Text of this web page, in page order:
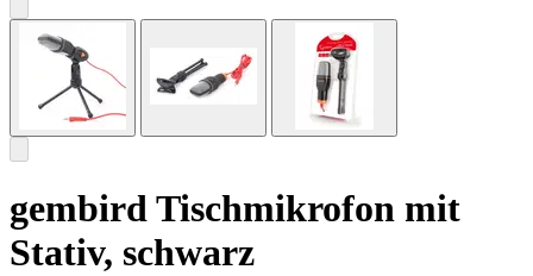
gembird Tischmikrofon mit
Stativ, schwarz